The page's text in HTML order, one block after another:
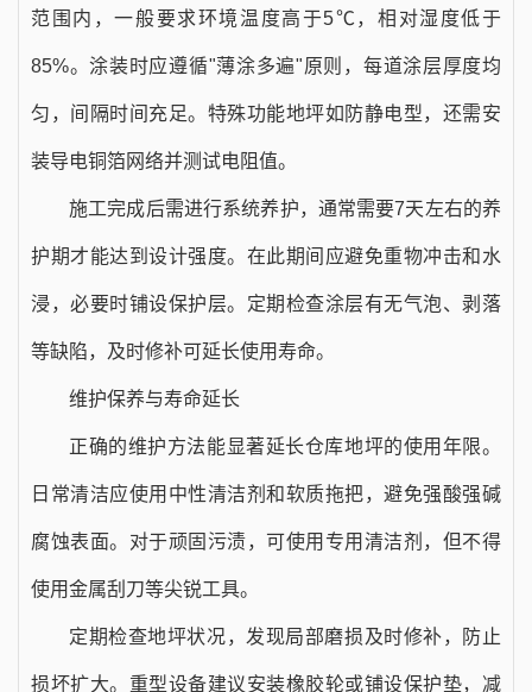
范围内，一般要求环境温度高于5℃，相对湿度低于
85%。涂装时应遵循"薄涂多遍"原则，每道涂层厚度均
匀，间隔时间充足。特殊功能地坪如防静电型，还需安
装导电铜箔网络并测试电阻值。
施工完成后需进行系统养护，通常需要7天左右的养
护期才能达到设计强度。在此期间应避免重物冲击和水
浸，必要时铺设保护层。定期检查涂层有无气泡、剥落
等缺陷，及时修补可延长使用寿命。
维护保养与寿命延长
正确的维护方法能显著延长仓库地坪的使用年限。
日常清洁应使用中性清洁剂和软质拖把，避免强酸强碱
腐蚀表面。对于顽固污渍，可使用专用清洁剂，但不得
使用金属刮刀等尖锐工具。
定期检查地坪状况，发现局部磨损及时修补，防止
损坏扩大。重型设备建议安装橡胶轮或铺设保护垫，减